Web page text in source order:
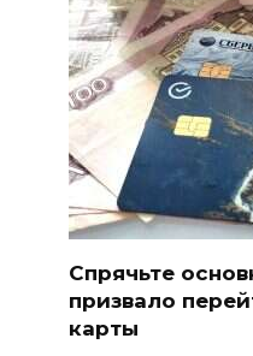
Спрячьте
призвало
карты